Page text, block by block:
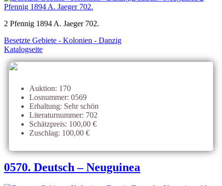
2 Pfennig 1894 A. Jaeger 702.
Besetzte Gebiete - Kolonien - Danzig
Katalogseite
Auktion: 170
Losnummer: 0569
Erhaltung: Sehr schön
Literaturnummer: 702
Schätzpreis: 100,00 €
Zuschlag: 100,00 €
0570. Deutsch – Neuguinea